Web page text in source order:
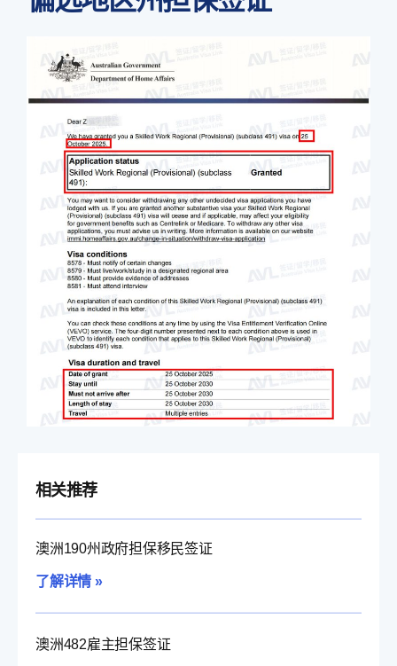
相关推荐
澳洲190州政府担保移民签证
了解详情 »
澳洲482雇主担保签证